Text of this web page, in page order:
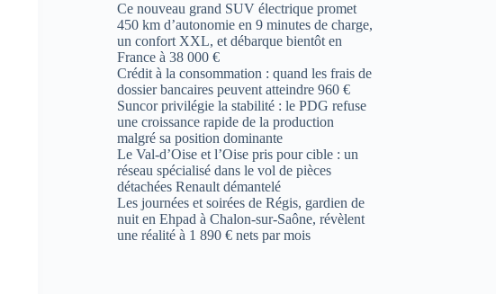
Ce nouveau grand SUV électrique promet
450 km d’autonomie en 9 minutes de charge,
un confort XXL, et débarque bientôt en
France à 38 000 €
Crédit à la consommation : quand les frais de
dossier bancaires peuvent atteindre 960 €
Suncor privilégie la stabilité : le PDG refuse
une croissance rapide de la production
malgré sa position dominante
Le Val-d’Oise et l’Oise pris pour cible : un
réseau spécialisé dans le vol de pièces
détachées Renault démantelé
Les journées et soirées de Régis, gardien de
nuit en Ehpad à Chalon-sur-Saône, révèlent
une réalité à 1 890 € nets par mois